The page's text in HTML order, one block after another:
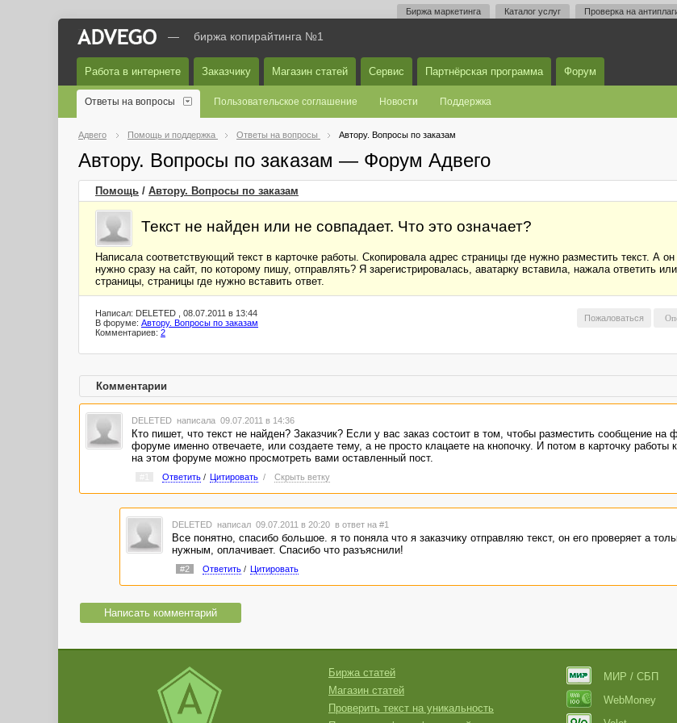
Биржа маркетинга Каталог услуг Проверка на
— биржа копирайтинга №1
Работа в интернете Заказчику Магазин статей Сервис Партнёрская программа Форум
Ответы на вопросы Пользовательское соглашение Новости Поддержка
Адвего Помощь и поддержка Ответы на вопросы Автору. Вопросы по заказам
Автору. Вопросы по заказам — Форум Адвего
Помощь / Автору. Вопросы по заказам
Текст не найден или не совпадает. Что это означает?
Написала соответствующий текст в карточке работы. Скопировала адрес страницы где нужно разместить текст. А
нужно сразу на сайт, по которому пишу, отправлять? Я зарегистрировалась, аватарку вставила, нажала ответить
страницы, страницы где нужно вставить ответ.
Пожаловаться
Написал: DELETED , 08.07.2011 в 13:44
В форуме: Автору. Вопросы по заказам
Комментариев: 2
Комментарии
DELETED написала 09.07.2011 в 14:36
Кто пишет, что текст не найден? Заказчик? Если у вас заказ состоит в том, чтобы разместить сообщение на
форуме именно отвечаете, или создаете тему, а не просто клацаете на кнопочку. И потом в карточку работы
на этом форуме можно просмотреть вами оставленный пост.
Ответить/ Цитировать / Скрыть ветку
DELETED написал 09.07.2011 в 20:20 в ответ на #1
Все понятно, спасибо большое. я то поняла что я заказчику отправляю текст, он его проверяет а
нужным, оплачивает. Спасибо что разъяснили!
#2 Ответить/ Цитировать
Написать комментарий
Биржа статей
Магазин статей
Проверить текст на уникальность
МИР / СБП
WebMoney